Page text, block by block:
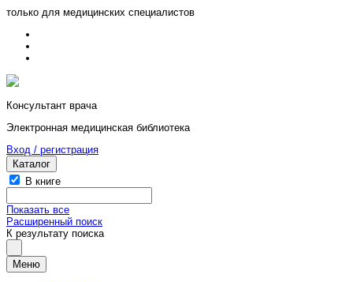
только для медицинских специалистов
Консультант врача
Электронная медицинская библиотека
Вход / регистрация
Каталог
В книге
Показать все
Расширенный поиск
К результату поиска
Меню